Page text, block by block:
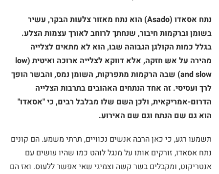
e
d
i
n
נתח אסאדו (Asado) הוא נתח מאזור צלעות הבקר, עשיר
בשומן וברקמות חיבור, שנחתך לרוחב לאורך עצמות הצלע.
בגלל כמות הקולגן הגבוהה שבו, הוא לא מתאים לצלייה
מהירה על אש חזקה, אלא דווקא לצלייה ארוכה ואיטית (low
and slow) שבה הרקמות מתפרקות, השומן נמס, והבשר הופך
לרך ועסיסי. זה אחד הנתחים האהובים בתרבות הצלייה
הדרום-אמריקאית, ולכן השם שלו מבלבל רבים, כי "אסאדו"
הוא גם שם הנתח וגם שם האירוע.
תשמעו רגע, כי כאן הרבה אנשים נכוויים, תרתי משמע. הם קונים
נתח אסאדו, זורקים אותו על מנגל לוהט כמו שהיו עושים עם
אנטריקוט, ומקבלים בשר קשה וצמיגי שאי אפשר ללעוס. ואז הם